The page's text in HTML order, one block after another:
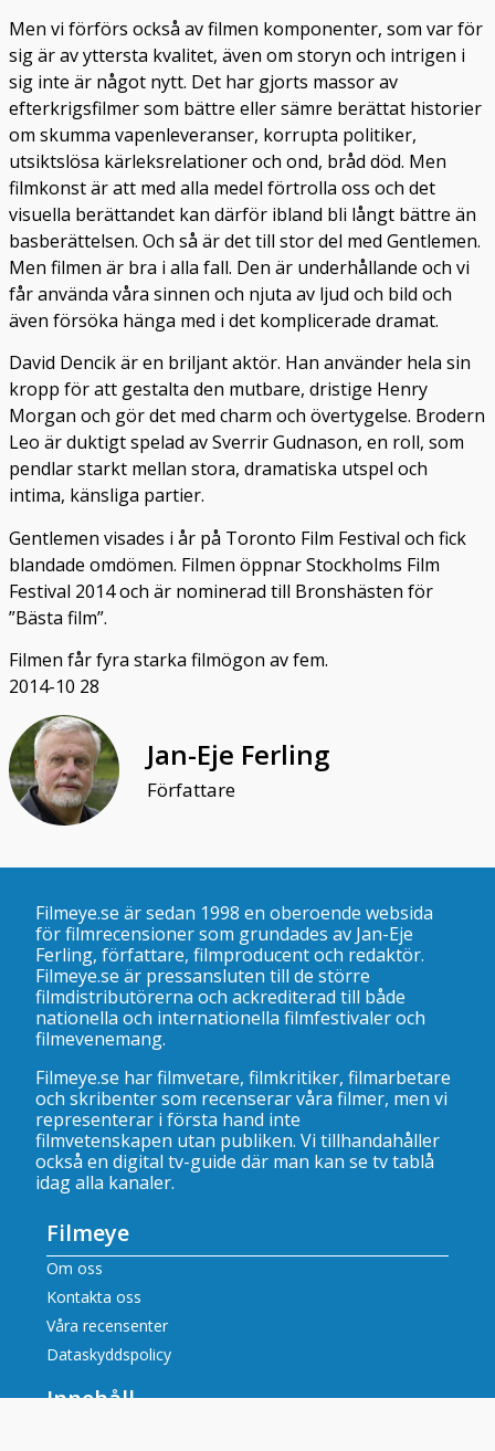
Men vi förförs också av filmen komponenter, som var för
sig är av yttersta kvalitet, även om storyn och intrigen i
sig inte är något nytt. Det har gjorts massor av
efterkrigsfilmer som bättre eller sämre berättat historier
om skumma vapenleveranser, korrupta politiker,
utsiktslösa kärleksrelationer och ond, bråd död. Men
filmkonst är att med alla medel förtrolla oss och det
visuella berättandet kan därför ibland bli långt bättre än
basberättelsen. Och så är det till stor del med Gentlemen.
Men filmen är bra i alla fall. Den är underhållande och vi
får använda våra sinnen och njuta av ljud och bild och
även försöka hänga med i det komplicerade dramat.
David Dencik är en briljant aktör. Han använder hela sin
kropp för att gestalta den mutbare, dristige Henry
Morgan och gör det med charm och övertygelse. Brodern
Leo är duktigt spelad av Sverrir Gudnason, en roll, som
pendlar starkt mellan stora, dramatiska utspel och
intima, känsliga partier.
Gentlemen visades i år på Toronto Film Festival och fick
blandade omdömen. Filmen öppnar Stockholms Film
Festival 2014 och är nominerad till Bronshästen för
”Bästa film”.
Filmen får fyra starka filmögon av fem.
2014-10 28
Jan-Eje Ferling
Författare
Filmeye.se är sedan 1998 en oberoende websida
för filmrecensioner som grundades av Jan-Eje
Ferling, författare, filmproducent och redaktör.
Filmeye.se är pressansluten till de större
filmdistributörerna och ackrediterad till både
nationella och internationella filmfestivaler och
filmevenemang.
Filmeye.se har filmvetare, filmkritiker, filmarbetare
och skribenter som recenserar våra filmer, men vi
representerar i första hand inte
filmvetenskapen utan publiken. Vi tillhandahåller
också en digital tv-guide där man kan se tv tablå
idag alla kanaler.
Filmeye
Om oss
Kontakta oss
Våra recensenter
Dataskyddspolicy
Innehåll